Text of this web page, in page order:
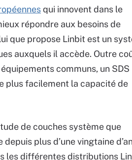
qui innovent dans le
répondre aux besoins de
que propose Linbit est un
auxquels il accède. Outre
communs, un SDS
plus facilement la capacité de
de couches système que
plus d’une vingtaine
les différentes distributions